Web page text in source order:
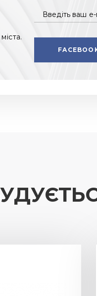
Введіть ваш e-